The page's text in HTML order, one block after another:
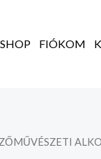
FIÓKOM